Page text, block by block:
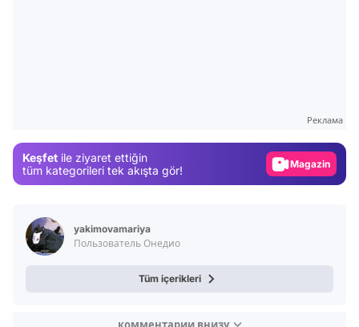
Реклама
Keşfet ile ziyaret ettiğin
tüm kategorileri tek akışta gör!
Magazin
yakimovamariya
Пользователь Онедио
Tüm içerikleri